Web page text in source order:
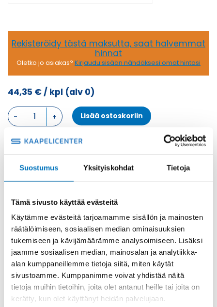
Suostumus Yksityiskohdat Tietoja
Tämä sivusto käyttää evästeitä
Käytämme evästeitä tarjoamamme sisällön ja mainosten
räätälöimiseen, sosiaalisen median ominaisuuksien
tukemiseen ja kävijämäärämme analysoimiseen. Lisäksi
jaamme sosiaalisen median, mainosalan ja analytiikka-
alan kumppaneillemme tietoja siitä, miten käytät
sivustoamme. Kumppanimme voivat yhdistää näitä
tietoja muihin tietoihin, joita olet antanut heille tai joita on
kerätty, kun olet käyttänyt heidän palvelujaan.
Rekisteröidy tästä maksutta, saat halvemmat
hinnat
Oletko jo asiakas? Kirjaudu sisään nähdäksesi omat hintasi
44,35 €/ kpl (alv 0)
PINTA
ASENNUSKOTELO,
SALPA,
ALAOSA
määrä
Lisää ostoskoriin
Metalli
TuotekoodiMHP06LS20
Toimituskulut 35kg:n asti 25€.
Yli 35kg:n toimituskulut toteutuneiden kulujen mukaan.
ILME S.p.A
Koko
size "44.27"
Materiaali
Metalli
Käyttölämpötila
'-40 °C...+125 °C